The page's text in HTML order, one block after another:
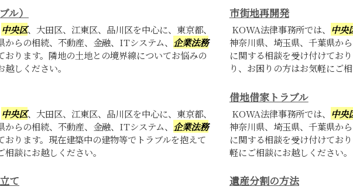
ル）
中央区、大田区、江東区、品川区を中心に、東京都、
らの相続、不動産、金融、ITシステム、 企業法務
おります。隣地の土地との境界線についてお悩みの
しください。
市街地再開発
KOWA法律事務所では、 中央
神奈川県、埼玉県、千葉県か
に関する相談を受け付けてお
り、お困りの方はお気軽にご
中央区、大田区、江東区、品川区を中心に、東京都、
らの相続、不動産、金融、ITシステム、 企業法務
おります。現在建築中の建物等でトラブルを抱えて
談にお越しください。
借地借家トラブル
KOWA法律事務所では、 中央
神奈川県、埼玉県、千葉県か
に関する相談を受け付けてお
軽にご相談にお越しください。
て 遺産分割の方法